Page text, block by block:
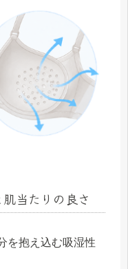
当たりの良さ
を抱え込む吸湿性